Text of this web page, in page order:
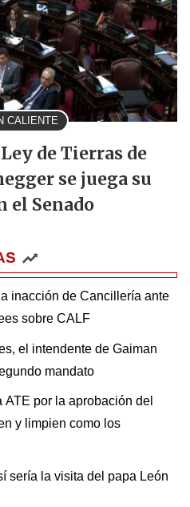
CALIENTE
de Tierras de
se juega su
el Senado
inacción de Cancillería ante
sobre CALF
el intendente de Gaiman
mandato
ATE por la aprobación del
y limpien como los
sería la visita del papa León